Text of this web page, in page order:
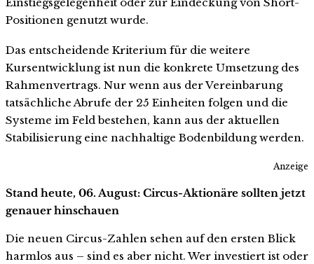
Positionen genutzt wurde.
Das entscheidende Kriterium für die weitere
Kursentwicklung ist nun die konkrete Umsetzung des
Rahmenvertrags. Nur wenn aus der Vereinbarung
tatsächliche Abrufe der 25 Einheiten folgen und die
Systeme im Feld bestehen, kann aus der aktuellen
Stabilisierung eine nachhaltige Bodenbildung werden.
Anzeige
Stand heute, 06. August: Circus-Aktionäre sollten jetzt
genauer hinschauen
Die neuen Circus-Zahlen sehen auf den ersten Blick
harmlos aus – sind es aber nicht. Wer investiert ist oder